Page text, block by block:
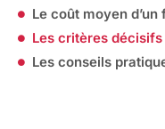
Le coût moyen
Les critères
Les conseils